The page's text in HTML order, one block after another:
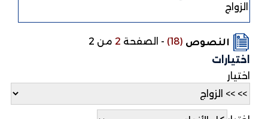
الزواج
النصوص (18)
-الصفحة2 من 2
اختيارات
اختيار